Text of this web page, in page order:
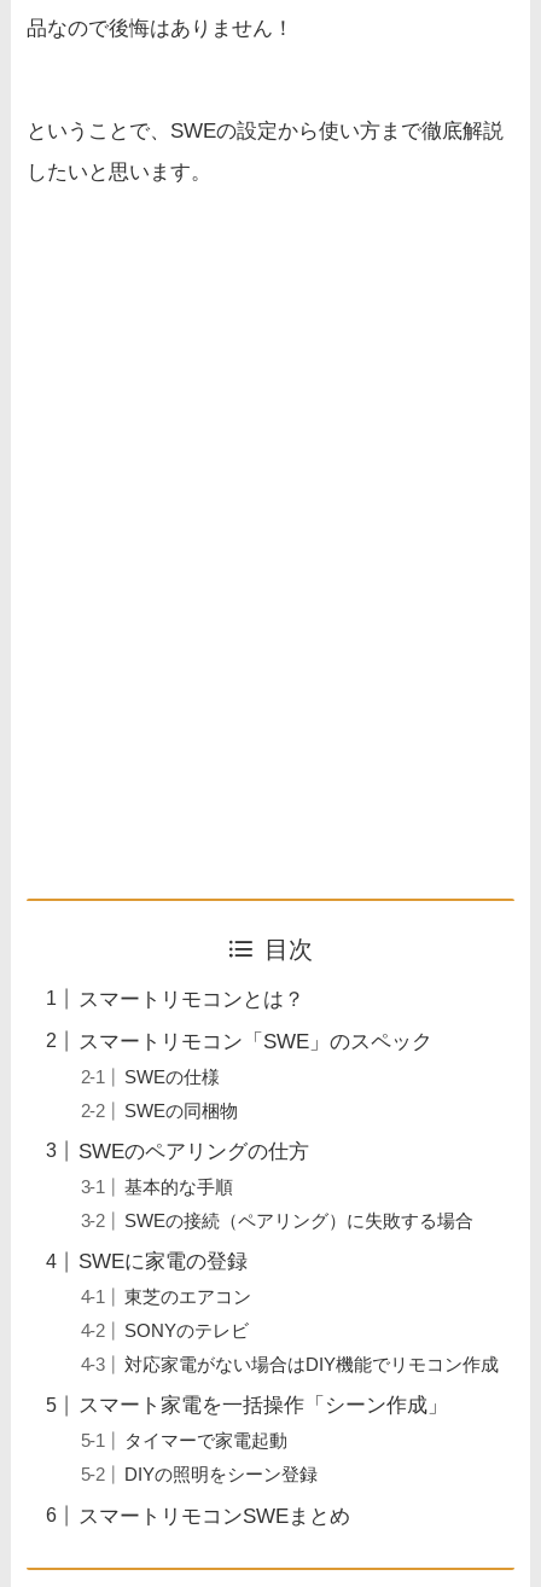
品なので後悔はありません！
ということで、SWEの設定から使い方まで徹底解説
したいと思います。
目次
スマートリモコンとは？
スマートリモコン「SWE」のスペック
SWEの仕様
SWEの同梱物
SWEのペアリングの仕方
基本的な手順
SWEの接続（ペアリング）に失敗する場合
SWEに家電の登録
東芝のエアコン
SONYのテレビ
対応家電がない場合はDIY機能でリモコン作成
スマート家電を一括操作「シーン作成」
タイマーで家電起動
DIYの照明をシーン登録
スマートリモコンSWEまとめ